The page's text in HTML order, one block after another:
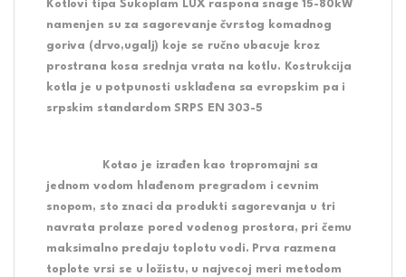
Kotlovi tipa Šukoplam LUX raspona snage 15-80kW
namenjen su za sagorevanje čvrstog komadnog
goriva (drvo,ugalj) koje se ručno ubacuje kroz
prostrana kosa srednja vrata na kotlu. Kostrukcija
kotla je u potpunosti usklađena sa evropskim pa i
srpskim standardom SRPS EN 303-5
Kotao je izrađen kao tropromajni sa
jednom vodom hlađenom pregradom i cevnim
snopom, sto znaci da produkti sagorevanja u tri
navrata prolaze pored vodenog prostora, pri čemu
maksimalno predaju toplotu vodi. Prva razmena
toplote vrsi se u ložistu, u najvecoj meri metodom